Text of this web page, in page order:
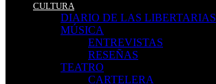
CULTURA
DIARIO DE LAS LIBERTARIAS
MÚSICA
ENTREVISTAS
RESEÑAS
TEATRO
CARTELERA